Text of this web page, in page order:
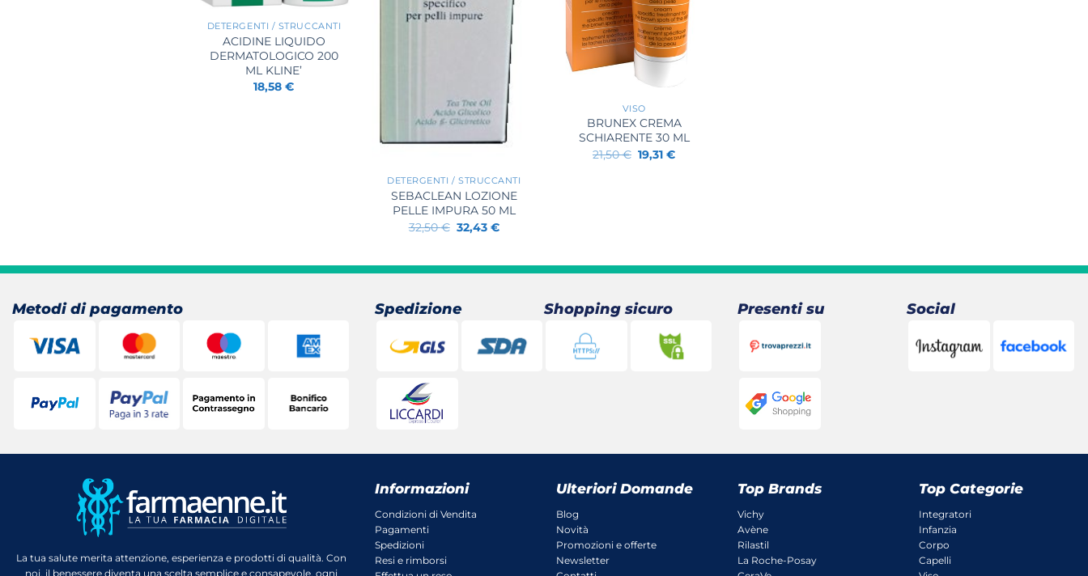
DETERGENTI / STRUCCANTI
ACIDINE LIQUIDO
DERMATOLOGICO 200
ML KLINE’
18,58€
DETERGENTI / STRUCCANTI
SEBACLEAN LOZIONE
PELLE IMPURA 50 ML
32,50€ Il
prezzo
32,50 €.
32,43 €Il
32,43 €.
VISO
BRUNEX CREMA
SCHIARENTE 30 ML
21,50€ Il
prezzo
19,31€Il
Metodi di pagamento Spedizione Shopping sicuro Presenti su Social
La tua salute merita attenzione, esperienza e prodotti di qualità. Con
noi, il benessere diventa una scelta semplice e consapevole, ogni
Informazioni
Condizioni di Vendita
Pagamenti
Spedizioni
Resi e rimborsi
Ulteriori Domande
Blog
Novità
Promozioni e offerte
Newsletter
Top Brands
Vichy
Avène
Rilastil
La Roche-Posay
Top Categorie
Integratori
Infanzia
Corpo
Capelli